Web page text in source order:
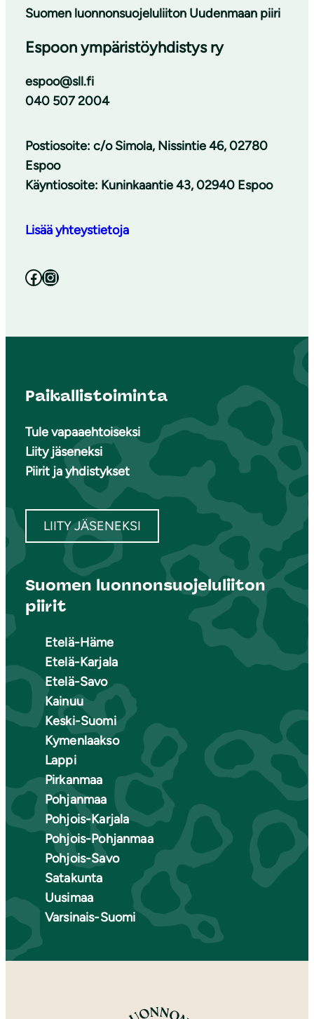
Suomen luonnonsuojeluliiton Uudenmaan piiri
Espoon ympäristöyhdistys ry
espoo@sll.fi
040 507 2004
Postiosoite: c/o Simola, Nissintie 46, 02780
Espoo
Käyntiosoite: Kuninkaantie 43, 02940 Espoo
Lisää yhteystietoja
Facebook Instagram
Paikallistoiminta
Tule vapaaehtoiseksi
Liity jäseneksi
Piirit ja yhdistykset
LIITY JÄSENEKSI
Suomen luonnonsuojeluliiton
piirit
Etelä-Häme
Etelä-Karjala
Etelä-Savo
Kainuu
Keski-Suomi
Kymenlaakso
Lappi
Pirkanmaa
Pohjanmaa
Pohjois-Karjala
Pohjois-Pohjanmaa
Pohjois-Savo
Satakunta
Uusimaa
Varsinais-Suomi